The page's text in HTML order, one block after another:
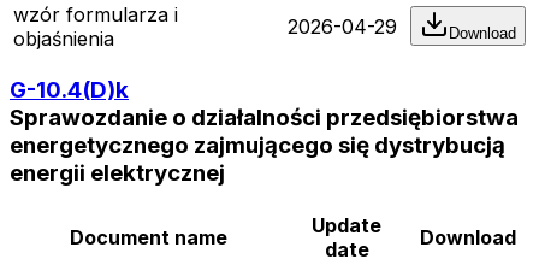
wzór formularza i
objaśnienia
2026-04-29 Download
G-10.4(D)k
Sprawozdanie o działalności przedsiębiorstwa
energetycznego zajmującego się dystrybucją
energii elektrycznej
Document name
Update
date
Download